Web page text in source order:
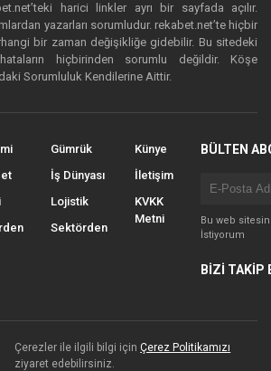
harici linkler ayrı bir sayfada açılır.
yazarları sorumludur. rekabet.net’te hiçbir
bir zaman değişikliğe gidebilir. Bu sitedeki
hiçbirinden sorumlu değildir. Köşe
Sorumluluk Kendilerine Aittir.
Gümrük
İş Dünyası
Lojistik
Sektörden
Künye
İletişim
KVKK
Metni
BÜLTEN
Bu web
İstiyorum
BİZİ TAKİP
Çerezler ile ilgili bilgi içinÇerez Politikamızı
ziyaret edebilirsiniz.